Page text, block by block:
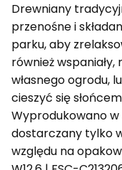
Drewniany
przenośne i
parku, aby
również
własnego ogrodu,
cieszyć się
Wyprodukowano w
dostarczany tylko
względu na